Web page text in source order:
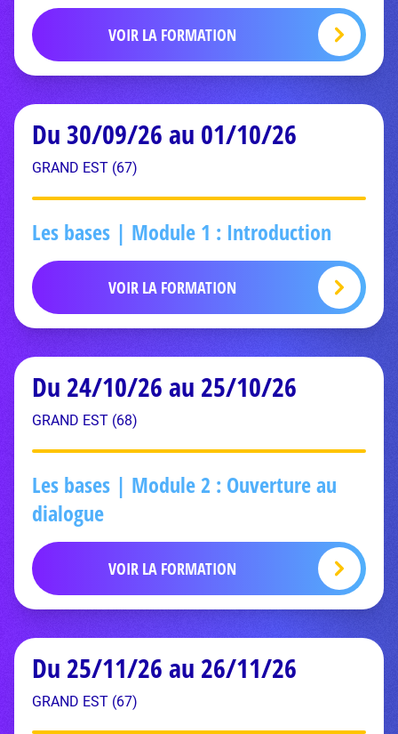
VOIR LA FORMATION
Du 30/09/26 au 01/10/26
GRAND EST (67)
Les bases | Module 1 : Introduction
VOIR LA FORMATION
Du 24/10/26 au 25/10/26
GRAND EST (68)
Les bases | Module 2 : Ouverture au
dialogue
VOIR LA FORMATION
Du 25/11/26 au 26/11/26
GRAND EST (67)